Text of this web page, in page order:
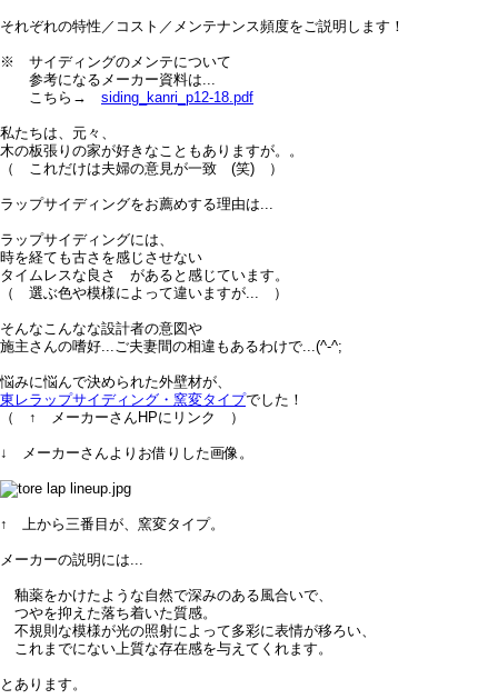
それぞれの特性／コスト／メンテナンス頻度をご説明します！
※ サイディングのメンテについて
参考になるメーカー資料は...
こちら→ siding_kanri_p12-18.pdf
私たちは、元々、
木の板張りの家が好きなこともありますが。。
（ これだけは夫婦の意見が一致 (笑) ）
ラップサイディングをお薦めする理由は...
ラップサイディングには、
時を経ても古さを感じさせない
タイムレスな良さ があると感じています。
（ 選ぶ色や模様によって違いますが... ）
そんなこんなな設計者の意図や
施主さんの嗜好...ご夫妻間の相違もあるわけで...(^-^;
悩みに悩んで決められた外壁材が、
東レラップサイディング・窯変タイプでした！
（ ↑ メーカーさんHPにリンク ）
↓ メーカーさんよりお借りした画像。
↑ 上から三番目が、窯変タイプ。
メーカーの説明には...
釉薬をかけたような自然で深みのある風合いで、
つやを抑えた落ち着いた質感。
不規則な模様が光の照射によって多彩に表情が移ろい、
これまでにない上質な存在感を与えてくれます。
とあります。